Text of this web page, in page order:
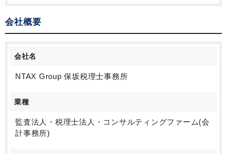
会社概要
会社名
NTAX Group 保坂税理士事務所
業種
監査法人・税理士法人・コンサルティングファーム(会
計事務所)